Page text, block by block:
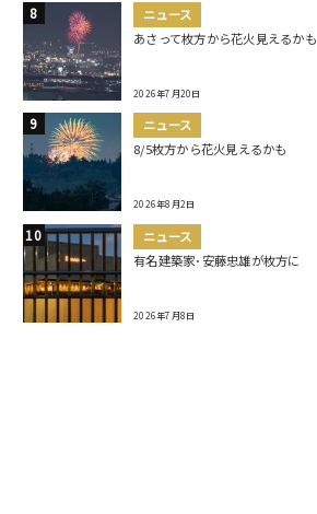
ニュース
あさって枚方から花火見えるかも
2026年7月20日
ニュース
8/5枚方から花火見えるかも
2026年8月2日
ニュース
有名建築家･安藤忠雄が枚方に
2026年7月8日